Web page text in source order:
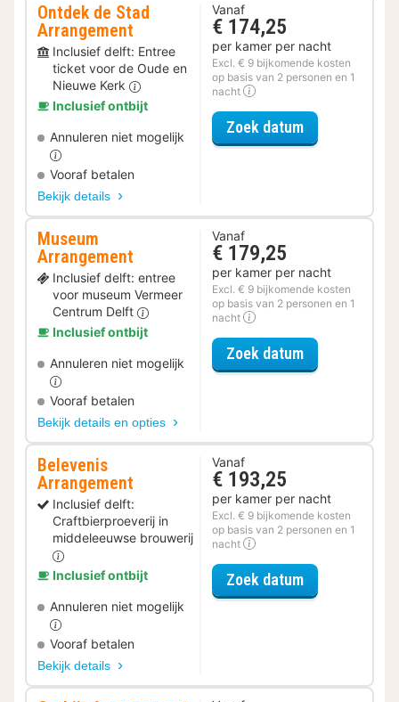
Ontdek de Stad
Arrangement
Inclusief delft: Entree
ticket voor de Oude en
Nieuwe Kerk
Inclusief ontbijt
Annuleren niet mogelijk
Vooraf betalen
Bekijk details
Vanaf
€ 174,25
per kamer per nacht
Excl. € 9 bijkomende kosten
op basis van 2 personen en 1
nacht
Zoek datumvoor Ontdek
Museum
Arrangement
Inclusief delft: entree
voor museum Vermeer
Centrum Delft
Inclusief ontbijt
Annuleren niet mogelijk
Vooraf betalen
Bekijk details en opties
Vanaf
€ 179,25
per kamer per nacht
Excl. € 9 bijkomende kosten
op basis van 2 personen en 1
nacht
Zoek datumvoor Museum
Belevenis
Arrangement
Inclusief delft:
Craftbierproeverij in
middeleeuwse brouwerij
Inclusief ontbijt
Annuleren niet mogelijk
Vooraf betalen
Bekijk details
Vanaf
€ 193,25
per kamer per nacht
Excl. € 9 bijkomende kosten
op basis van 2 personen en 1
nacht
Zoek datumvoor